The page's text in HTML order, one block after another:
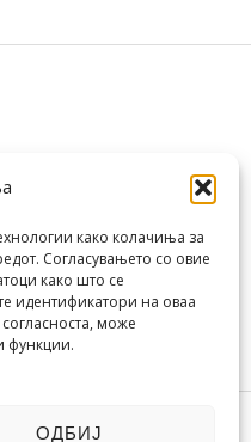
како колачиња за
Согласувањето со овие
како што се
идентификатори на оваа
може
функции.
ОДБИЈ